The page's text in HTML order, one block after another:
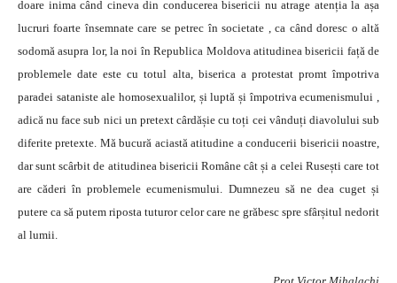
doare inima când cineva din conducerea bisericii nu atrage atenția la așa
lucruri foarte însemnate care se petrec în societate , ca când doresc o altă
sodomă asupra lor, la noi în Republica Moldova atitudinea bisericii față de
problemele date este cu totul alta, biserica a protestat promt împotriva
paradei sataniste ale homosexualilor, și luptă și împotriva ecumenismului ,
adică nu face sub nici un pretext cârdășie cu toți cei vânduți diavolului sub
diferite pretexte. Mă bucură aciastă atitudine a conducerii bisericii noastre,
dar sunt scârbit de atitudinea bisericii Române cât și a celei Rusești care tot
are căderi în problemele ecumenismului. Dumnezeu să ne dea cuget și
putere ca să putem riposta tuturor celor care ne grăbesc spre sfârșitul nedorit
al lumii.